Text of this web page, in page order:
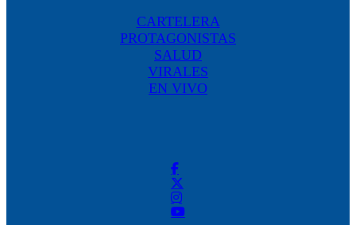
CARTELERA
PROTAGONISTAS
SALUD
VIRALES
EN VIVO